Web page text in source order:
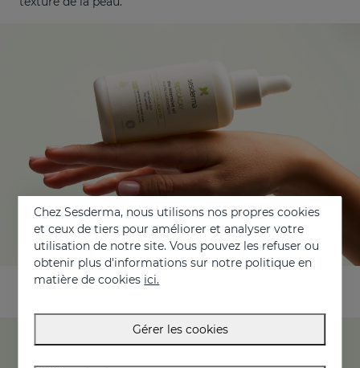
Principaux actifs de la ligne SESCACAY
Chez Sesderma, nous utilisons nos propres cookies
et ceux de tiers pour améliorer et analyser votre
utilisation de notre site. Vous pouvez les refuser ou
obtenir plus d'informations sur notre politique en
matière de cookies ici.
Gérer les cookies